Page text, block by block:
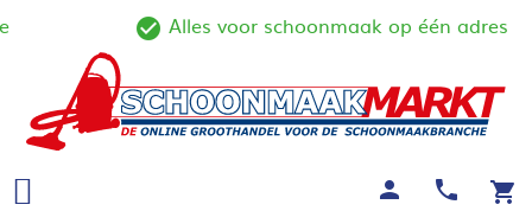
check_circle_outline
Alles voor schoonmaak op één adres
shopping_cart
call
person